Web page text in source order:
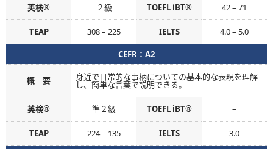
英検® ２級 TOEFL iBT® 42 – 71
TEAP 308 – 225 IELTS 4.0 – 5.0
CEFR：A2
概 要 身近で日常的な事柄についての基本的な表現を理解
し、簡単な言葉で説明できる。
英検® 準２級 TOEFL iBT® –
TEAP 224 – 135 IELTS 3.0